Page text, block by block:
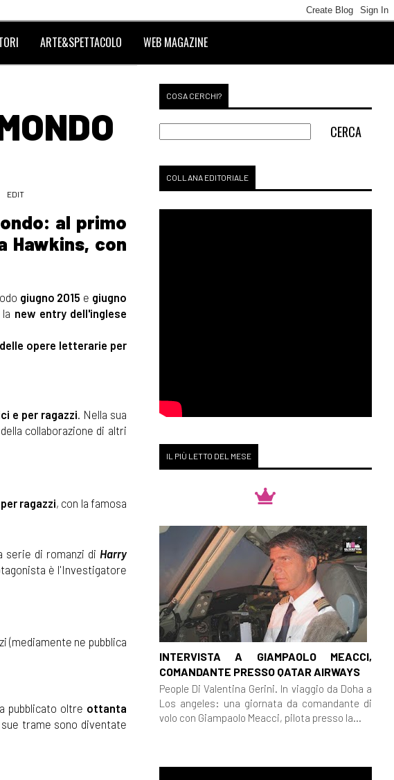
ARTE&SPETTACOLO WEB MAGAZINE
EDIT
al primo
Hawkins, con
giugno 2015 e giugno
new entry dell'inglese
opere letterarie per
e per ragazzi. Nella sua
collaborazione di altri
ragazzi, con la famosa
serie di romanzi di Harry
è l'Investigatore
(mediamente ne pubblica
pubblicato oltre ottanta
trame sono diventate
COSA CERCHI?
COLLANA EDITORIALE
IL PIÙ LETTO DEL MESE
INTERVISTA A GIAMPAOLO MEACCI,
COMANDANTE PRESSO QATAR AIRWAYS
People Di Valentina Gerini. In viaggio da Doha a
Los angeles: una giornata da comandante di
volo con Giampaolo Meacci, pilota presso la...